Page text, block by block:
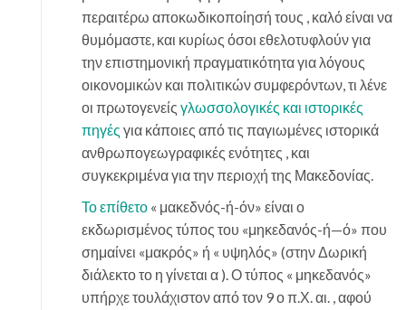
περαιτέρω αποκωδικοποίησή τους , καλό είναι να
θυμόμαστε, και κυρίως όσοι εθελοτυφλούν για
την επιστημονική πραγματικότητα για λόγους
οικονομικών και πολιτικών συμφερόντων, τι λένε
οι πρωτογενείς γλωσσολογικές και ιστορικές
πηγές για κάποιες από τις παγιωμένες ιστορικά
ανθρωπογεωγραφικές ενότητες , και
συγκεκριμένα για την περιοχή της Μακεδονίας.
Το επίθετο « μακεδνός-ή-όν» είναι ο
εκδωρισμένος τύπος του «μηκεδανός-ή—ό» που
σημαίνει «μακρός» ή « υψηλός» (στην Δωρική
διάλεκτο το η γίνεται α ). Ο τύπος « μηκεδανός»
υπήρχε τουλάχιστον από τον 9 ο π.Χ. αι. , αφού